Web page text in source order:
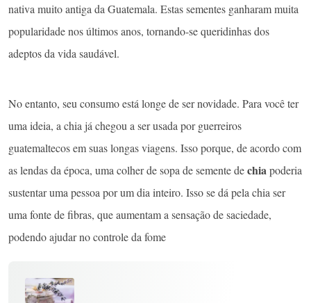
nativa muito antiga da Guatemala. Estas sementes ganharam muita
popularidade nos últimos anos, tornando-se queridinhas dos
adeptos da vida saudável.
No entanto, seu consumo está longe de ser novidade. Para você ter
uma ideia, a chia já chegou a ser usada por guerreiros
guatemaltecos em suas longas viagens. Isso porque, de acordo com
as lendas da época, uma colher de sopa de semente dechiapoderia
sustentar uma pessoa por um dia inteiro. Isso se dá pela chia ser
uma fonte de fibras, que aumentam a sensação de saciedade,
podendo ajudar no controle da fome